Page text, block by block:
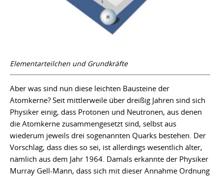
Elementarteilchen und Grundkräfte
Aber was sind nun diese leichten Bausteine der
Atomkerne? Seit mittlerweile über dreißig Jahren sind sich
Physiker einig, dass Protonen und Neutronen, aus denen
die Atomkerne zusammengesetzt sind, selbst aus
wiederum jeweils drei sogenannten Quarks bestehen. Der
Vorschlag, dass dies so sei, ist allerdings wesentlich älter,
nämlich aus dem Jahr 1964. Damals erkannte der Physiker
Murray Gell-Mann, dass sich mit dieser Annahme Ordnung